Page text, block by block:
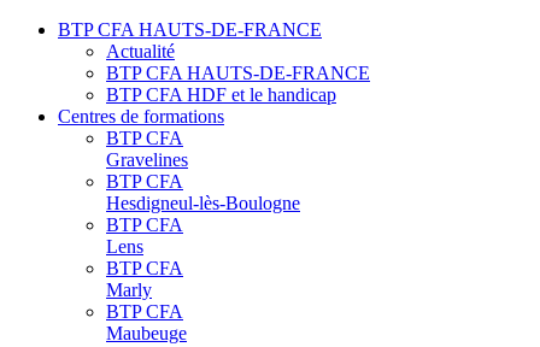
BTP CFA HAUTS-DE-FRANCE
Actualité
BTP CFA HAUTS-DE-FRANCE
BTP CFA HDF et le handicap
Centres de formations
BTP CFA
Gravelines
BTP CFA
Hesdigneul-lès-Boulogne
BTP CFA
Lens
BTP CFA
Marly
BTP CFA
Maubeuge